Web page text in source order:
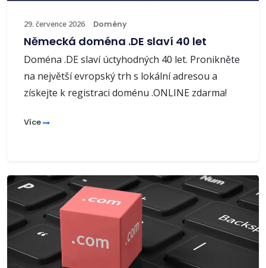
29. července 2026 Domény
Německá doména .DE slaví 40 let
Doména .DE slaví úctyhodných 40 let. Pronikněte
na největší evropský trh s lokální adresou a
získejte k registraci doménu .ONLINE zdarma!
Více